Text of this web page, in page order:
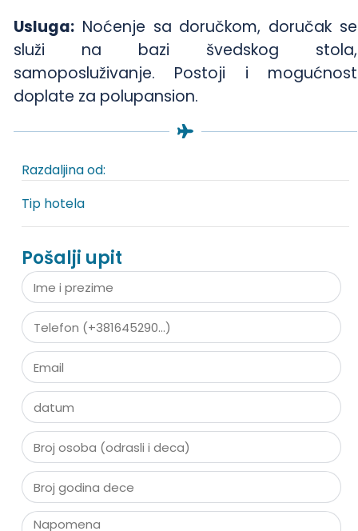
Usluga:Noćenje sa doručkom, doručak se
služi na bazi švedskog stola,
samoposluživanje. Postoji i mogućnost
doplate za polupansion.
Razdaljina od:
Tip hotela
Pošalji upit